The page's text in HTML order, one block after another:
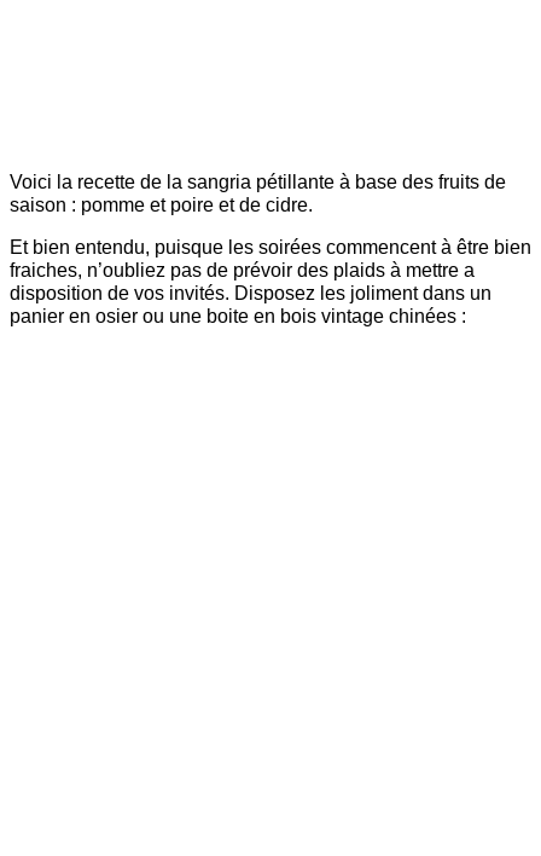
Voici la recette de la sangria pétillante à base des fruits de
saison : pomme et poire et de cidre.
Et bien entendu, puisque les soirées commencent à être bien
fraiches, n’oubliez pas de prévoir des plaids à mettre a
disposition de vos invités. Disposez les joliment dans un
panier en osier ou une boite en bois vintage chinées :